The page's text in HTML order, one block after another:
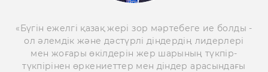
«Бүгін ежелгі қазақ жері зор мәртебеге ие болды -
ол әлемдік және дәстүрлі діндердің лидерлері
мен жоғары өкілдерін жер шарының түкпір-
түкпірінен өркениеттер мен діндер арасындағы